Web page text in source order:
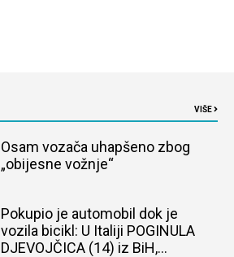
VIŠE
Osam vozača uhapšeno zbog
„obijesne vožnje“
Pokupio je automobil dok je
vozila bicikl: U Italiji POGINULA
DJEVOJČICA (14) iz BiH,